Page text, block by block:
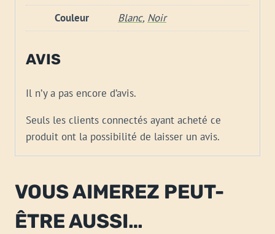
Couleur Blanc, Noir
AVIS
Il n’y a pas encore d’avis.
Seuls les clients connectés ayant acheté ce
produit ont la possibilité de laisser un avis.
VOUS AIMEREZ PEUT-
ÊTRE AUSSI…